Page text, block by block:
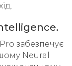
забезпечує
Neural